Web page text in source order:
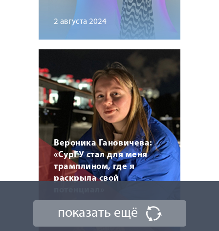
2 августа 2024
Вероника Гановичева:
«СурГУ стал для меня
трамплином, где я
раскрыла свой
1 августа 2024
показать ещё